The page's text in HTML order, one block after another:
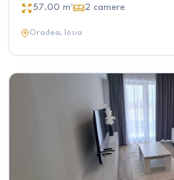
57.00 m² 2 camere
Oradea, Iosia